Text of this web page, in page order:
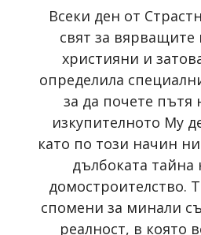
Всеки ден от
свят за вярващите
християни и
определила
за да почете пътя
изкупителното Му
като по този начин
дълбоката тайна
домостроителство.
спомени за минали
реалност, в която